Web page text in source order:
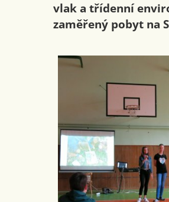
vlak a třídenní
zaměřený pobyt na